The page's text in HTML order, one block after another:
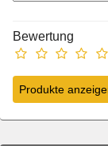
Bewertung